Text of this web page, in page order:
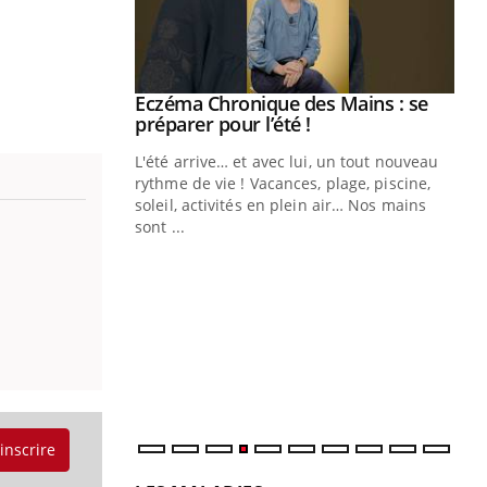
: et si on
les soignants.
Youtube
Eczéma Chronique des Mains : se
préparer pour l’été !Youtube
L'été arrive… et avec lui, un tout nouveau
rythme de vie ! Vacances, plage, piscine,
soleil, activités en plein air… Nos mains
sont ...